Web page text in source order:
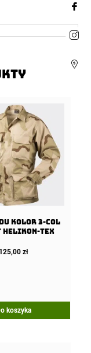
kolor 3-col
Helikon-Tex
125,00 zł
koszyka